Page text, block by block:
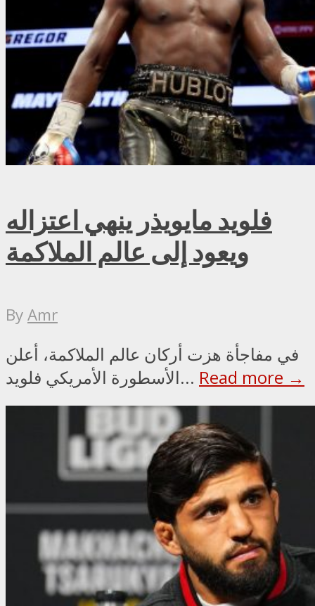
فلويد مايويذر ينهي اعتزاله
ويعود إلى عالم الملاكمة
ByAmr
في مفاجأة هزت أركان عالم الملاكمة، أعلن
الأسطورة الأمريكي فلويد... Read more →